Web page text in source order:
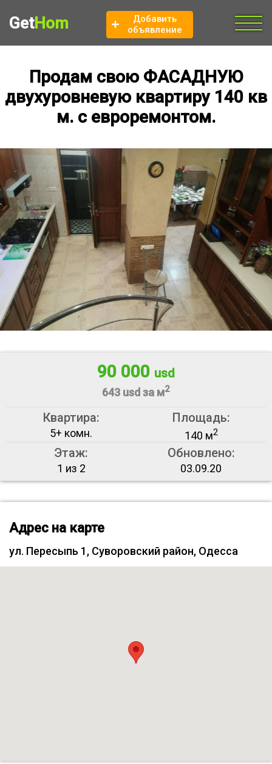
GetHom
Добавить
объявление
Продам свою ФАСАДНУЮ
двухуровневую квартиру 140 кв
м. с евроремонтом.
90 000 usd
643 usd за м2
Квартира:
5+ комн.
Площадь:
140 м2
Этаж:
1 из 2
Обновлено:
03.09.20
Адрес на карте
ул. Пересыпь 1, Суворовский район, Одесса